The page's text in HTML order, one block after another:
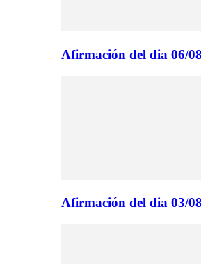
Afirmación del dia 06/
Afirmación del dia 03/